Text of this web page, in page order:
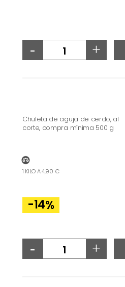
- +
Chuleta de aguja de cerdo, al
corte, compra mínima 500 g
1 KILO A 4,90 €
-14%
- +